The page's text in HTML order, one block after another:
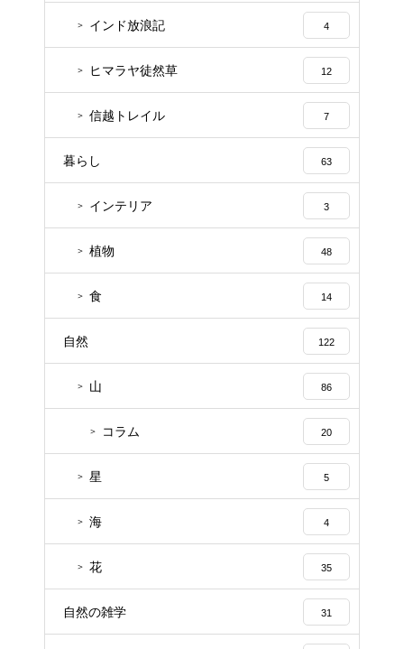
インド放浪記 4
ヒマラヤ徒然草 12
信越トレイル 7
暮らし 63
インテリア 3
植物 48
食 14
自然 122
山 86
コラム 20
星 5
海 4
花 35
自然の雑学 31